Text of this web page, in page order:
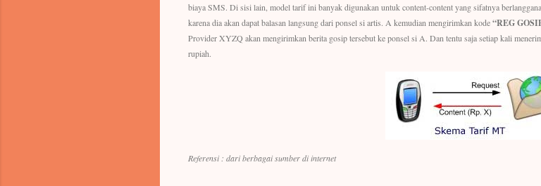
biaya SMS. Di sisi lain, model tarif ini banyak digunakan untuk content-content yang sifatnya
karena dia akan dapat balasan langsung dari ponsel si artis. A kemudian mengirimkan kode“REG
Provider XYZQ akan mengirimkan berita gosip tersebut ke ponsel si A. Dan tentu saja setiap kali
rupiah.
Referensi : dari berbagai sumber di internet